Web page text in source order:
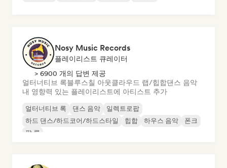
Nosy Music Records
플레이리스트 큐레이터
> 6900 개의 답변 제공
얼터너티브 록블루스칠 아웃클라우드 랩/힙합댄스 음악
내 영향력 있는 플레이리스트에 아티스트 추가
얼터너티브 록 댄스 음악
일렉트로팝
하드 댄스/하드코어/하드스타일
힙합 하우스 음악
폰크
팝 록